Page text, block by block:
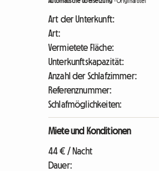
Art der Unterkunft:
Art:
Vermietete Fläche:
Unterkunftskapazität:
Anzahl der Schlafzimmer:
Referenznummer:
Schlafmöglichkeiten:
Miete und Konditionen
44 € / Nacht
Dauer: